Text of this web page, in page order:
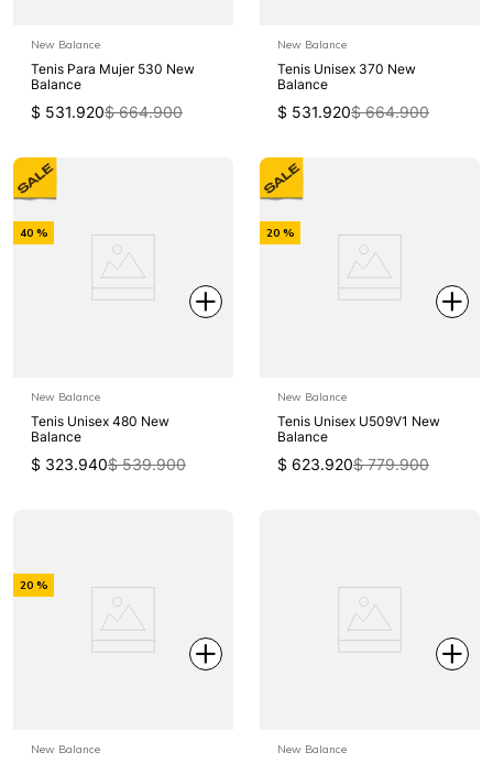
New Balance
Tenis Para Mujer 530 New
Balance
$ 531.920$ 664.900
New Balance
Tenis Unisex 370 New
Balance
$ 531.920$ 664.900
-
40 %
New Balance
Tenis Unisex 480 New
Balance
$ 323.940$ 539.900
-
20 %
New Balance
Tenis Unisex U509V1 New
Balance
$ 623.920$ 779.900
20 %
New Balance New Balance